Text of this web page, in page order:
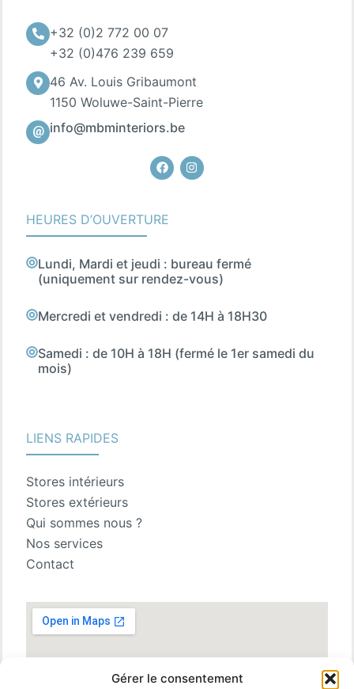
Gérer le consentement
+32 (0)2 772 00 07
+32 (0)476 239 659
46 Av. Louis Gribaumont
1150 Woluwe-Saint-Pierre
info@mbminteriors.be
FacebookInstagram
HEURES D’OUVERTURE
Lundi, Mardi et jeudi : bureau fermé
(uniquement sur rendez-vous)
Mercredi et vendredi : de 14H à 18H30
Samedi : de 10H à 18H (fermé le 1er samedi du
mois)
LIENS RAPIDES
Stores intérieurs
Stores extérieurs
Qui sommes nous ?
Nos services
Contact